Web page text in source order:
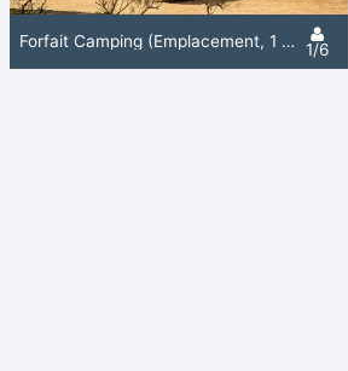
Forfait Camping (Emplacement, 1 Véhicule, 2 Personnes) 1/6